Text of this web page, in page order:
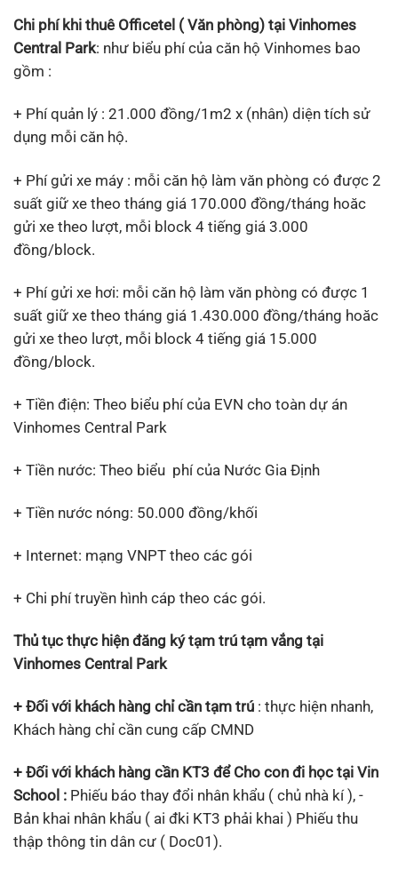
Chi phí khi thuê Officetel ( Văn phòng) tại Vinhomes
Central Park: như biểu phí của căn hộ Vinhomes bao
gồm :
+ Phí quản lý : 21.000 đồng/1m2 x (nhân) diện tích sử
dụng mỗi căn hộ.
+ Phí gửi xe máy : mỗi căn hộ làm văn phòng có được 2
suất giữ xe theo tháng giá 170.000 đồng/tháng hoăc
gửi xe theo lượt, mỗi block 4 tiếng giá 3.000
đồng/block.
+ Phí gửi xe hơi: mỗi căn hộ làm văn phòng có được 1
suất giữ xe theo tháng giá 1.430.000 đồng/tháng hoăc
gửi xe theo lượt, mỗi block 4 tiếng giá 15.000
đồng/block.
+ Tiền điện: Theo biểu phí của EVN cho toàn dự án
Vinhomes Central Park
+ Tiền nước: Theo biểu phí của Nước Gia Định
+ Tiền nước nóng: 50.000 đồng/khối
+ Internet: mạng VNPT theo các gói
+ Chi phí truyền hình cáp theo các gói.
Thủ tục thực hiện đăng ký tạm trú tạm vắng tại
Vinhomes Central Park
+ Đối với khách hàng chỉ cần tạm trú : thực hiện nhanh,
Khách hàng chỉ cần cung cấp CMND
+ Đối với khách hàng cần KT3 để Cho con đi học tại Vin
School : Phiếu báo thay đổi nhân khẩu ( chủ nhà kí ), -
Bản khai nhân khẩu ( ai đki KT3 phải khai ) Phiếu thu
thập thông tin dân cư ( Doc01).